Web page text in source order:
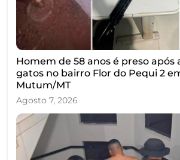
Homem de 58 anos é preso após
gatos no bairro Flor do Pequi 2
Mutum/MT
Agosto 7, 2026